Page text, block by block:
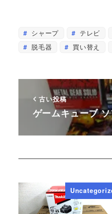
シャープ テレビ
脱毛器
買い替え
古い投稿
ゲームキューブ